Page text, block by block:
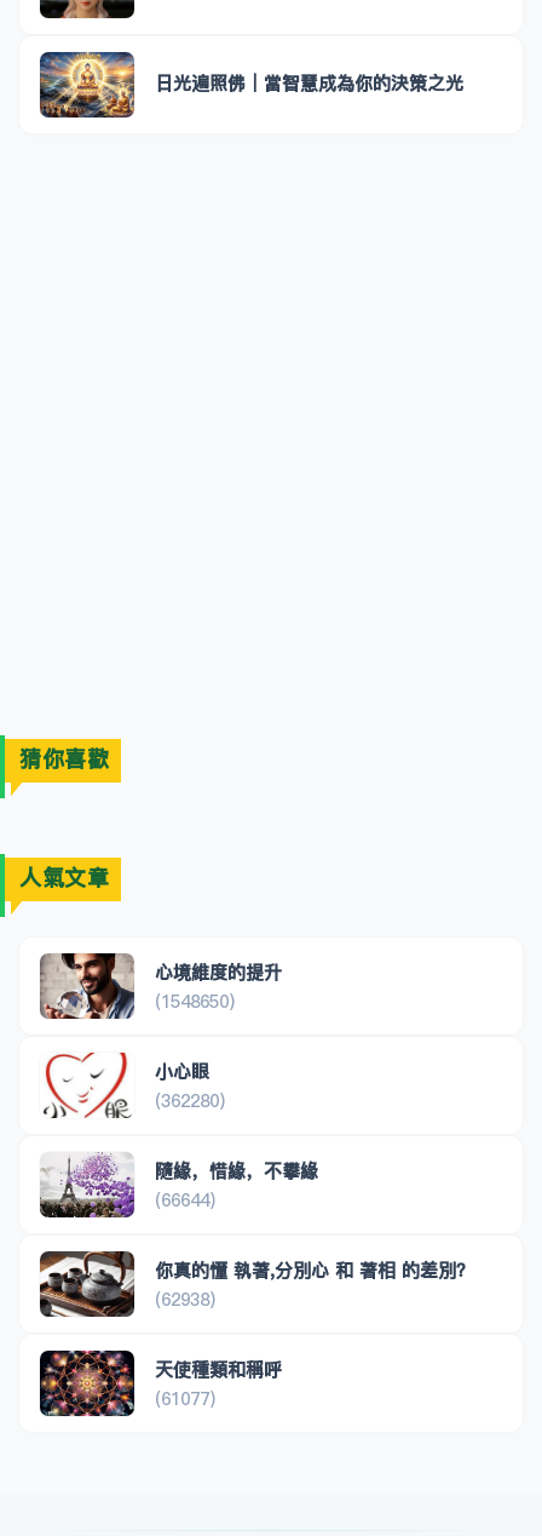
日光遍照佛｜當智慧成為你的決策之光
猜你喜歡
人氣文章
心境維度的提升
(1548650)
小心眼
(362280)
隨緣，惜緣，不攀緣
(66644)
你真的懂 執著,分別心 和 著相 的差別？
(62938)
天使種類和稱呼
(61077)